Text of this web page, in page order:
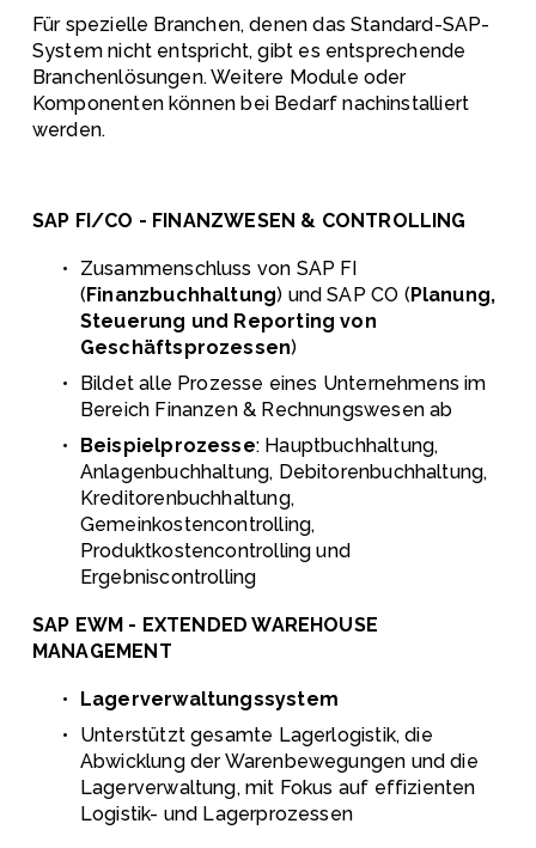
Für spezielle Branchen, denen das Standard-SAP-
System nicht entspricht, gibt es entsprechende
Branchenlösungen. Weitere Module oder
Komponenten können bei Bedarf nachinstalliert
werden.
SAP FI/CO - FINANZWESEN & CONTROLLING
Zusammenschluss von SAP FI
( Finanzbuchhaltung) und SAP CO ( Planung,
Steuerung und Reporting von
Geschäftsprozessen)
Bildet alle Prozesse eines Unternehmens im
Bereich Finanzen & Rechnungswesen ab
Beispielprozesse: Hauptbuchhaltung,
Anlagenbuchhaltung, Debitorenbuchhaltung,
Kreditorenbuchhaltung,
Gemeinkostencontrolling,
Produktkostencontrolling und
Ergebniscontrolling
SAP EWM - EXTENDED WAREHOUSE
MANAGEMENT
Lagerverwaltungssystem
Unterstützt gesamte Lagerlogistik, die
Abwicklung der Warenbewegungen und die
Lagerverwaltung, mit Fokus auf effizienten
Logistik- und Lagerprozessen